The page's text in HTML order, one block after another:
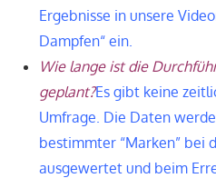
Ergebnisse in unsere
Dampfen“ ein.
Wie lange ist die
geplant?Es gibt keine
Umfrage. Die Daten
bestimmter “Marken” bei
ausgewertet und beim